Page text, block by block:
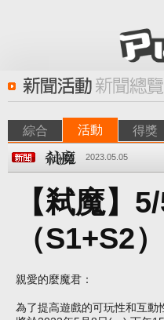
綜合 活動 得獎
2023.05.05
【弒魔】
（S1+S2）
親愛的麼魔君：
為了提高遊戲的可玩性和互動